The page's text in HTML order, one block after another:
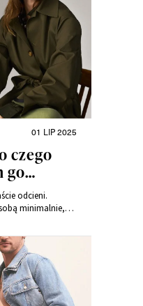
01 LIP 2025
czego
go
odcieni.
minimalnie,
oliwkowy
militarnym.
świecie mody i nic
być inaczej. Do
Sprawdź …Czytaj
– jak wybrać model